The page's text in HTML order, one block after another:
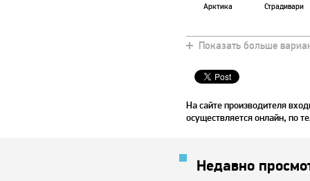
Арктика Страдивари
Показать больше
На сайте производителя
осуществляется онлайн, по
Недавно